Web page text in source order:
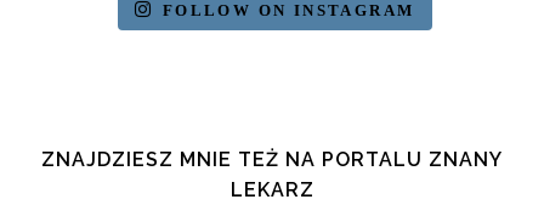
FOLLOW ON INSTAGRAM
ZNAJDZIESZ MNIE TEŻ NA PORTALU ZNANY
LEKARZ